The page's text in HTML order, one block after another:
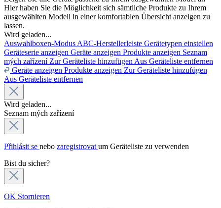
Hier haben Sie die Möglichkeit sich sämtliche Produkte zu Ihrem
ausgewählten Modell in einer komfortablen Übersicht anzeigen zu
lassen.
Wird geladen...
Auswahlboxen-Modus ABC-Herstellerleiste Gerätetypen einstellen
Geräteserie anzeigen Geräte anzeigen Produkte anzeigen Seznam
mých zařízení Zur Geräteliste hinzufügen Aus Geräteliste entfernen
Geräte anzeigen Produkte anzeigen Zur Geräteliste hinzufügen
Aus Geräteliste entfernen
Wird geladen...
Seznam mých zařízení
Přihlásit se nebo zaregistrovat um Geräteliste zu verwenden
Bist du sicher?
OK Stornieren